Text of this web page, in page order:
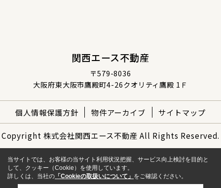
関西エース不動産
〒579-8036
大阪府東大阪市鷹殿町4-26クオリティ鷹殿 1Ｆ
個人情報保護方針 物件アーカイブ サイトマップ
Copyright 株式会社関西エース不動産 All Rights Reserved.
当サイトでは、お客様の当サイト利用状況把握、サービス向上検討を目的と
して、クッキー（Cookie）を使用しています。
詳しくは、当社の 「Cookieの取扱いについて」 をご確認ください。